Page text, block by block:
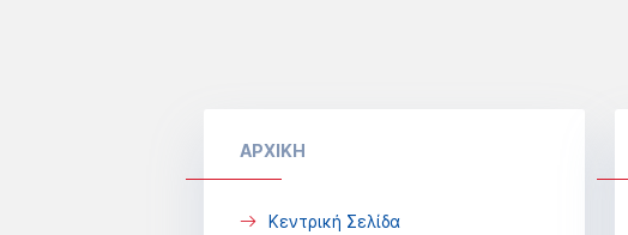
ΑΡΧΙΚΗ
Κεντρική Σελίδα